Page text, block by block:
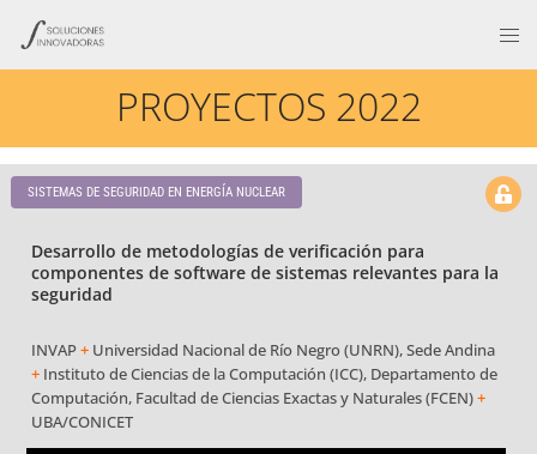
PROYECTOS 2022
SISTEMAS DE SEGURIDAD EN ENERGÍA NUCLEAR
Desarrollo de metodologías de verificación para
componentes de software de sistemas relevantes para la
seguridad
INVAP+ Universidad Nacional de Río Negro (UNRN), Sede Andina
+ Instituto de Ciencias de la Computación (ICC), Departamento de
Computación, Facultad de Ciencias Exactas y Naturales (FCEN)+
UBA/CONICET